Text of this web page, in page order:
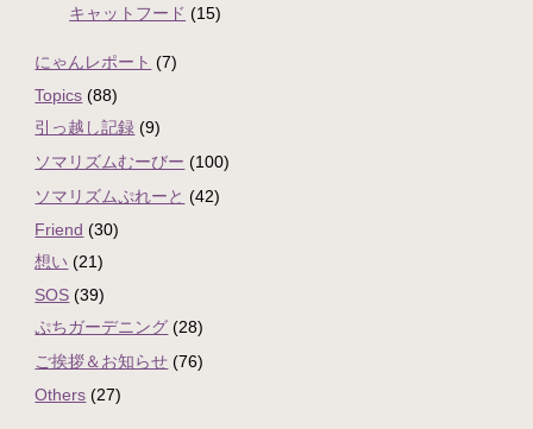
キャットフード (15)
にゃんレポート (7)
Topics (88)
引っ越し記録 (9)
ソマリズムむーびー (100)
ソマリズムぷれーと (42)
Friend (30)
想い (21)
SOS (39)
ぷちガーデニング (28)
ご挨拶＆お知らせ (76)
Others (27)